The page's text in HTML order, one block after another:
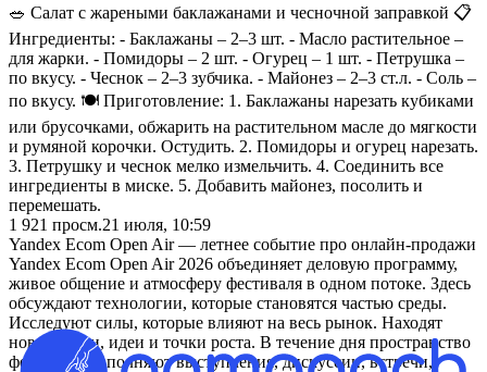
🥗 Салат с жареными баклажанами и чесночной заправкой 📋
Ингредиенты: - Баклажаны – 2–3 шт. - Масло растительное –
для жарки. - Помидоры – 2 шт. - Огурец – 1 шт. - Петрушка –
по вкусу. - Чеснок – 2–3 зубчика. - Майонез – 2–3 ст.л. - Соль –
по вкусу. 🍽️ Приготовление: 1. Баклажаны нарезать кубиками
или брусочками, обжарить на растительном масле до мягкости
и румяной корочки. Остудить. 2. Помидоры и огурец нарезать.
3. Петрушку и чеснок мелко измельчить. 4. Соединить все
ингредиенты в миске. 5. Добавить майонез, посолить и
перемешать.
1 921 просм.21 июля, 10:59
Yandex Ecom Open Air — летнее событие про онлайн-продажи
Yandex Ecom Open Air 2026 объединяет деловую программу,
живое общение и атмосферу фестиваля в одном потоке. Здесь
обсуждают технологии, которые становятся частью среды.
Исследуют силы, которые влияют на весь рынок. Находят
новые связи, идеи и точки роста. В течение дня пространство
фестиваля наполняют выступления, дискуссии, встречи,